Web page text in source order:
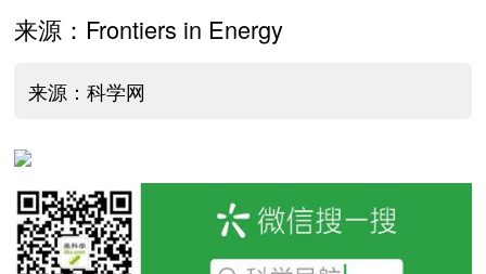
来源：Frontiers in Energy
来源：科学网